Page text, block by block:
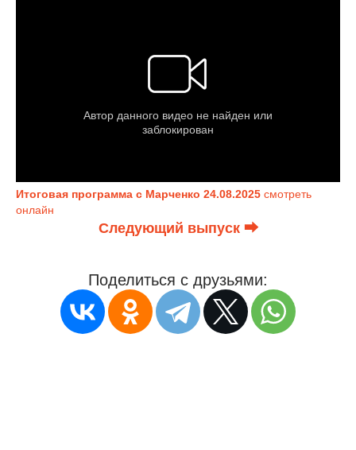
Итоговая программа с Марченко 24.08.2025 смотреть
онлайн
Следующий выпуск ⮕
Поделиться с друзьями: